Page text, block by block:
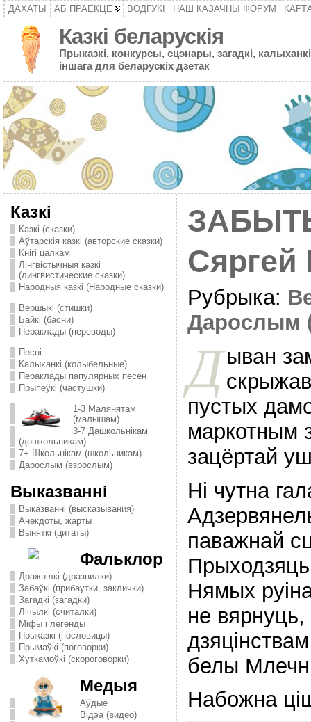
ДАХАТЫ АБ ПРАЕКЦЕ ВОДГУКІ НАШ КАЗАЧНЫ ФОРУМ
Казкі беларускія
Прыказкі, конкурсы, сцэнары, загадкі,
іншага для беларускіх дзетак
Казкі
Казкі (сказки)
Аўтарскія казкі (авторские сказки)
Кнігі цалкам
Лінгвістычныя казкі
(лингвистические сказки)
Народныя казкі (Народные сказки)
Вершыкі (стишки)
Байкі (басни)
Пераклады (переводы)
Песні
Калыханкі (колыбельные)
Пераклады папулярных песен
Прыпеўкі (частушки)
1-3 Малянятам
(малышам)
3-7 Дашкольнікам
(дошкольникам)
7+ Школьнікам (школьникам)
Дарослым (взрослым)
Выказванні
Выказванні (высказывания)
Анекдоты, жарты
Выняткі (цитаты)
Фальклор
Дражнілкі (дразнилки)
Забаўкі (прибаутки, заклички)
Загадкі (загадки)
Лічылкі (считалки)
Міфы і легенды
Прыказкі (пословицы)
Прымаўкі (поговорки)
Хуткамоўкі (скороговорки)
Медыя
Аўдыё
Відэа (видео)
Сяргей
Рубрыка:
Дарослым
Д ыван
пустых
маркотным
зацёртай
Нi чутна
паважнай
Нямых
не
белы
Набожна